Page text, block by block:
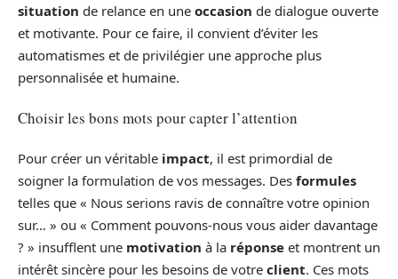
situation de relance en une occasion de dialogue ouverte
et motivante. Pour ce faire, il convient d’éviter les
automatismes et de privilégier une approche plus
personnalisée et humaine.
Choisir les bons mots pour capter l’attention
Pour créer un véritable impact, il est primordial de
soigner la formulation de vos messages. Des formules
telles que « Nous serions ravis de connaître votre opinion
sur… » ou « Comment pouvons-nous vous aider davantage
? » insufflent une motivation à la réponse et montrent un
intérêt sincère pour les besoins de votre client. Ces mots